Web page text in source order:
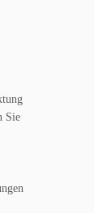
Sie